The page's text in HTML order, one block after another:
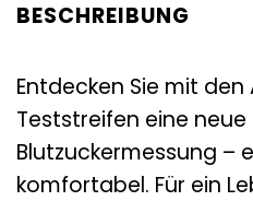
BESCHREIBUNG
Entdecken Sie mit
Teststreifen eine
Blutzuckermessung –
komfortabel. Für ein